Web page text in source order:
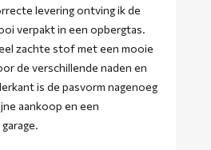
levering ontving ik de
verpakt in een opbergtas.
zachte stof met een mooie
de verschillende naden en
is de pasvorm nagenoeg
aankoop en een